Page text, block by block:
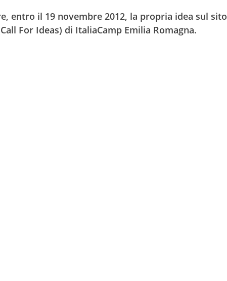
entro il 19 novembre 2012, la propria idea sul sito
For Ideas) di ItaliaCamp Emilia Romagna.